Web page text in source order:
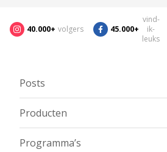
40.000+ volgers 45.000+
vind-
ik-
leuks
Posts
Producten
Programma’s